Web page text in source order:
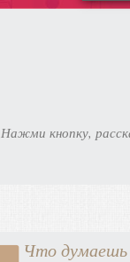
Нажми кнопку,
Что думаешь